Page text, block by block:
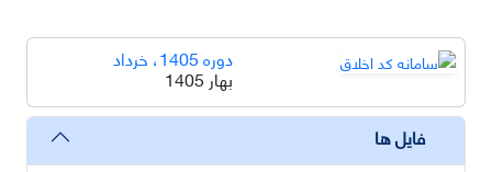
دوره 1405، خرداد
بهار 1405
فایل ها